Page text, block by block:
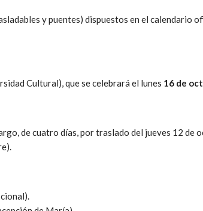
y puentes) dispuestos en el calendario
Cultural), que se celebrará el lunes 16 de
de cuatro días, por traslado del jueves 12 de